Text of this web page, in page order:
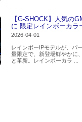
【G-SHOCK】人気の
に 限定レインボーカラ
2026-04-01
レインボーIPモデルが、パ
量限定で、新登場鮮やかに
と革新。レインボーカラ ...